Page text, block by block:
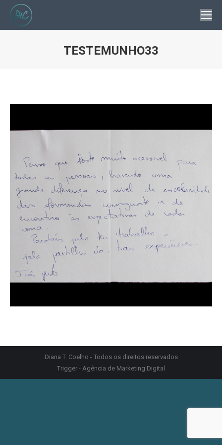
TESTEMUNHO33
Diana T. Coelho - Todos os direitos reservados
Trigger - Agência de Marketing Digital